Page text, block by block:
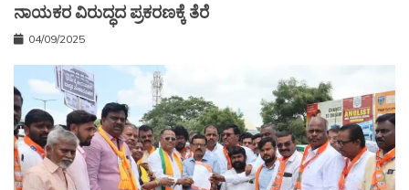
ನಾಯಕರ ವಿರುದ್ಧದ ಪ್ರಕರಣಕ್ಕೆ ತೆರೆ
04/09/2025